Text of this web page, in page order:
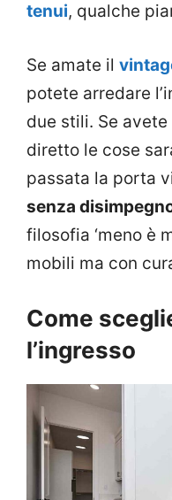
tenui, qualche
Se amate il
potete arredare
due stili. Se
diretto le cose
passata la porta
senza
filosofia ‘meno è
mobili ma con
Come
l’ingresso